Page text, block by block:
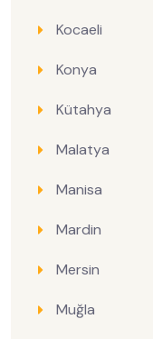
Kocaeli
Konya
Kütahya
Malatya
Manisa
Mardin
Mersin
Muğla